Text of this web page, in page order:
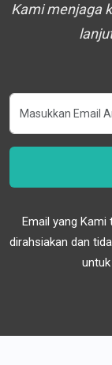
Kami menjaga
Email yang
dirahsiakan dan